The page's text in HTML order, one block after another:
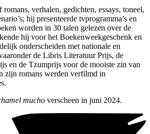
verhalen, gedichten, essays, toneel,
hij presenteerde tv­programma’s en
worden in 30 talen gelezen over de
hij voor het Boekenweekgeschenk en
onderscheiden met nationale en
de Libris Literatuur Prijs, de
en de Tzumprijs voor de mooiste zin van
zijn romans werden verfilmd in
mucho verscheen in juni 2024.